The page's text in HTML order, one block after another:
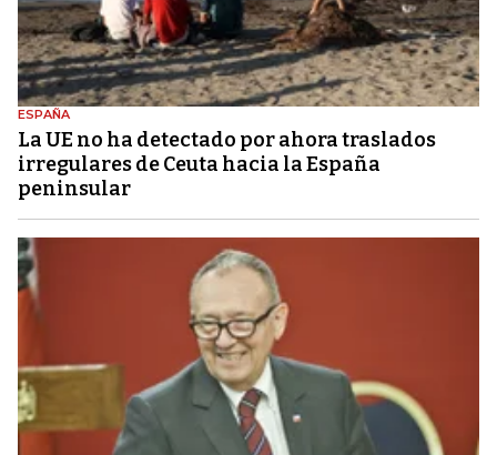
ESPAÑA
La UE no ha detectado por ahora traslados
irregulares de Ceuta hacia la España
peninsular